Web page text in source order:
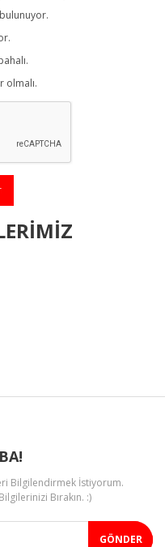
olmalı.
Bilgilendirmek İstiyorum.
Bırakın. :)
GÖNDER